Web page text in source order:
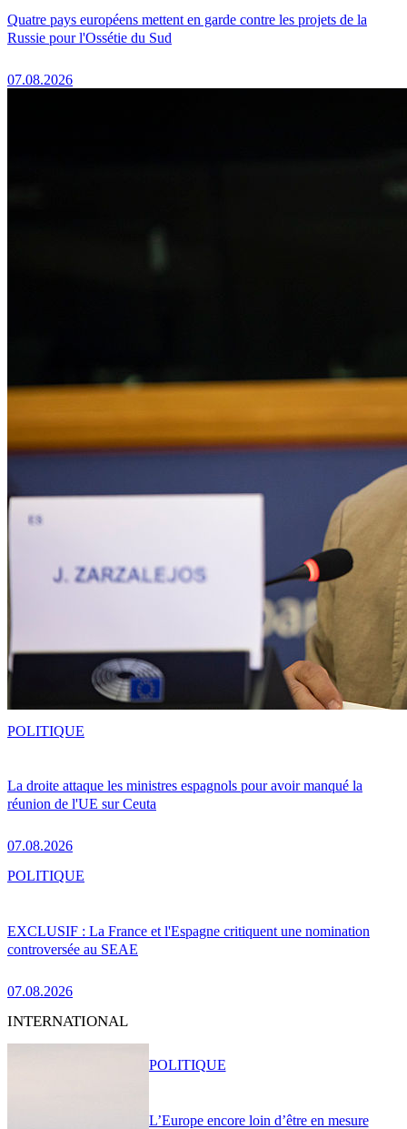
Quatre pays européens mettent en garde contre les projets de la
Russie pour l'Ossétie du Sud
07.08.2026
La droite attaque les ministres espagnols pour avoir manqué la
réunion de l'UE sur Ceuta
07.08.2026
POLITIQUE
EXCLUSIF : La France et l'Espagne critiquent une nomination
controversée au SEAE
07.08.2026
POLITIQUE
INTERNATIONAL
L’Europe encore loin d’être en mesure
POLITIQUE